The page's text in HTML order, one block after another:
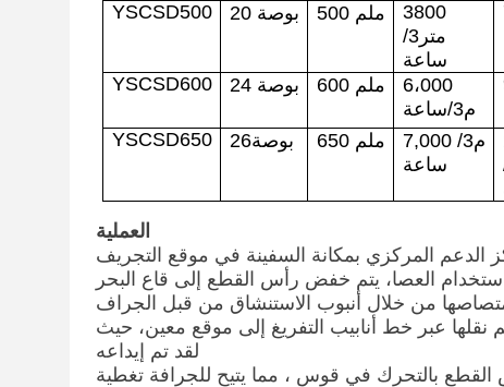
YSCSD500 20 بوصة 500 ملم
3800
متر3/
ساعة
YSCSD600 24 بوصة 600 ملم
6،000
م3/ساعة
YSCSD650
26بوصة 650 ملم 7,000 م3/
ساعة
العملية
من خلال أنبوب الاستنشاق من قبل الجراف
نقلها عبر خط أنابيب التفريغ إلى موقع معين، حيث
لقد تم إيداعه
بالتحرك في قوس ، مما يتيح للجرافة تغطية